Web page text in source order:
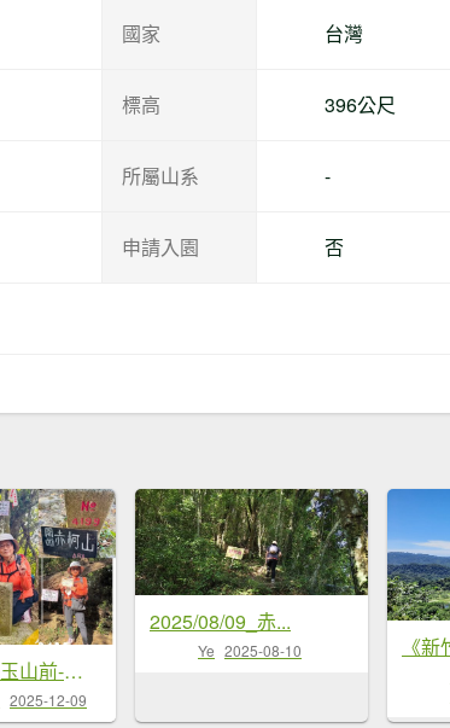
國家 台灣
標高 396公尺
所屬山系 -
申請入園 否
太元宮-關西玉山前-玉山...
2025-12-09
2025/08/09_赤...
Ye 2025-08-10